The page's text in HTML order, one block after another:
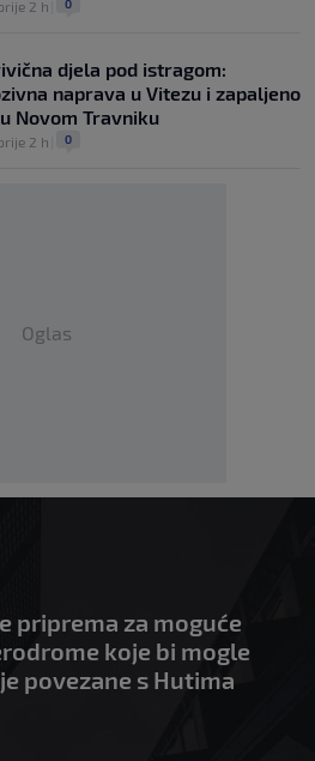
2 h 0
djela pod istragom:
naprava u Vitezu i zapaljeno
Novom Travniku
2 h 0
Oglas
priprema za moguće
koje bi mogle
povezane s Hutima